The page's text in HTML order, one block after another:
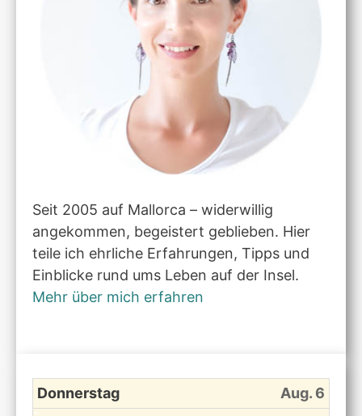
Seit 2005 auf Mallorca – widerwillig
angekommen, begeistert geblieben. Hier
teile ich ehrliche Erfahrungen, Tipps und
Einblicke rund ums Leben auf der Insel.
Mehr über mich erfahren
Donnerstag Aug. 6